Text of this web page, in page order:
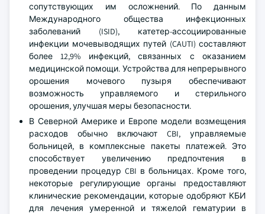
сопутствующих им осложнений. По данным
Международного общества инфекционных
заболеваний (ISID), катетер-ассоциированные
инфекции мочевыводящих путей (CAUTI) составляют
более 12,9% инфекций, связанных с оказанием
медицинской помощи. Устройства для непрерывного
орошения мочевого пузыря обеспечивают
возможность управляемого и стерильного
орошения, улучшая меры безопасности.
В Северной Америке и Европе модели возмещения
расходов обычно включают CBI, управляемые
больницей, в комплексные пакеты платежей. Это
способствует увеличению предпочтения в
проведении процедур CBI в больницах. Кроме того,
некоторые регулирующие органы предоставляют
клинические рекомендации, которые одобряют КБИ
для лечения умеренной и тяжелой гематурии в